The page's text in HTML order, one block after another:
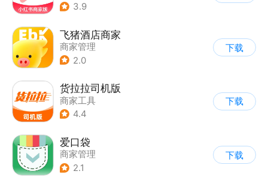
3.9
飞猪酒店商家
商家管理
2.0
下载
货拉拉司机版
商家工具
4.4
下载
爱口袋
商家管理
2.1
下载